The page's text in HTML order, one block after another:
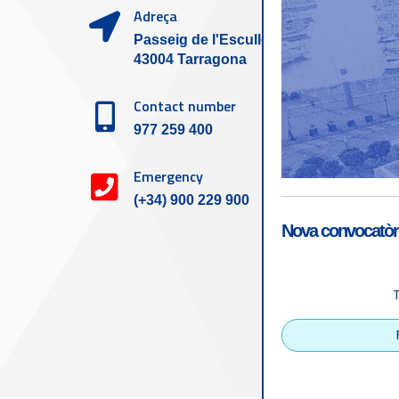
Adreça
Passeig de l'Escullera s/n,
43004 Tarragona
Contact number
977 259 400
Emergency
(+34) 900 229 900
Tarragona Port
Nova